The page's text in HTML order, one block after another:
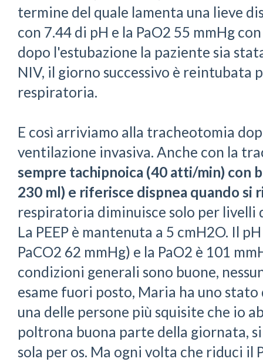
termine del quale lamenta una lieve
con 7.44 di pH e la PaO2 55 mmHg
dopo l'estubazione la paziente sia
NIV, il giorno successivo è reintubata
respiratoria.
E così arriviamo alla tracheotomia
ventilazione invasiva. Anche con la
sempre tachipnoica (40 atti/min) con
230 ml) e riferisce dispnea quando si
respiratoria diminuisce solo per livelli
La PEEP è mantenuta a 5 cmH2O. Il
PaCO2 62 mmHg) e la PaO2 è 101
condizioni generali sono buone,
esame fuori posto, Maria ha uno
una delle persone più squisite che io
poltrona buona parte della giornata,
sola per os. Ma ogni volta che riduci il